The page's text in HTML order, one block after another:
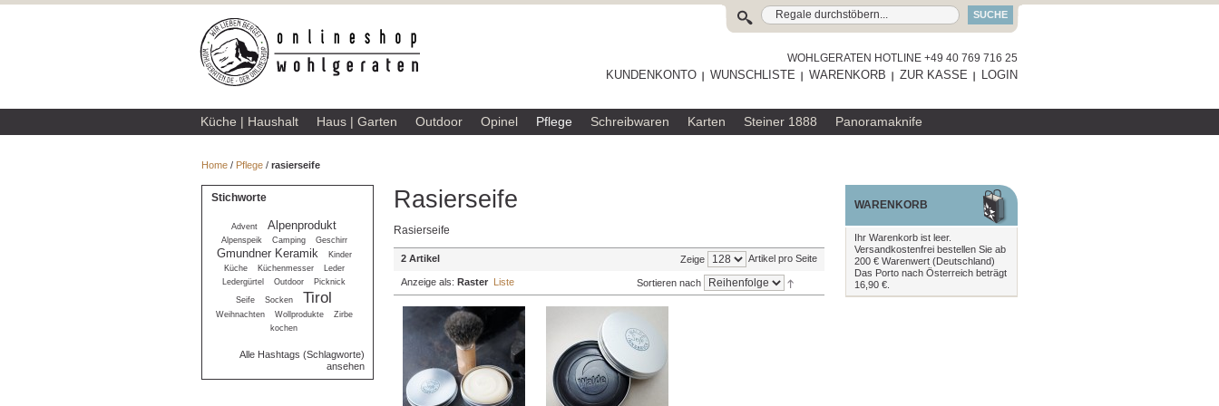
SUCHE
WOHLGERATEN HOTLINE +49 40 769 716 25
KUNDENKONTO WUNSCHLISTE WARENKORB ZUR KASSE LOGIN
Küche | Haushalt Haus | Garten Outdoor Opinel Pflege Schreibwaren Karten Steiner 1888 Panoramaknife
Home / Pflege / rasierseife
Rasierseife
Rasierseife
2 Artikel Zeige Artikel pro Seite
Anzeige als: Raster Liste Sortieren nach
Stichworte
Advent Alpenprodukt
Alpenspeik Camping Geschirr
Gmundner Keramik
Kinder
Küche
Küchenmesser
Leder
Ledergürtel
Outdoor
Picknick
Seife
Socken Tirol
Weihnachten Wollprodukte
Zirbe
kochen
Alle Hashtags (Schlagworte)
ansehen
WARENKORB
Ihr Warenkorb ist leer.
Versandkostenfrei bestellen Sie ab
200 € Warenwert (Deutschland)
Das Porto nach Österreich beträgt
16,90 €.